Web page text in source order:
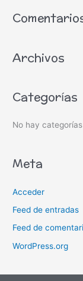
c
r
r
:
Archivos
Categorías
No hay categorías
Meta
Acceder
Feed de entradas
Feed de
WordPress.org